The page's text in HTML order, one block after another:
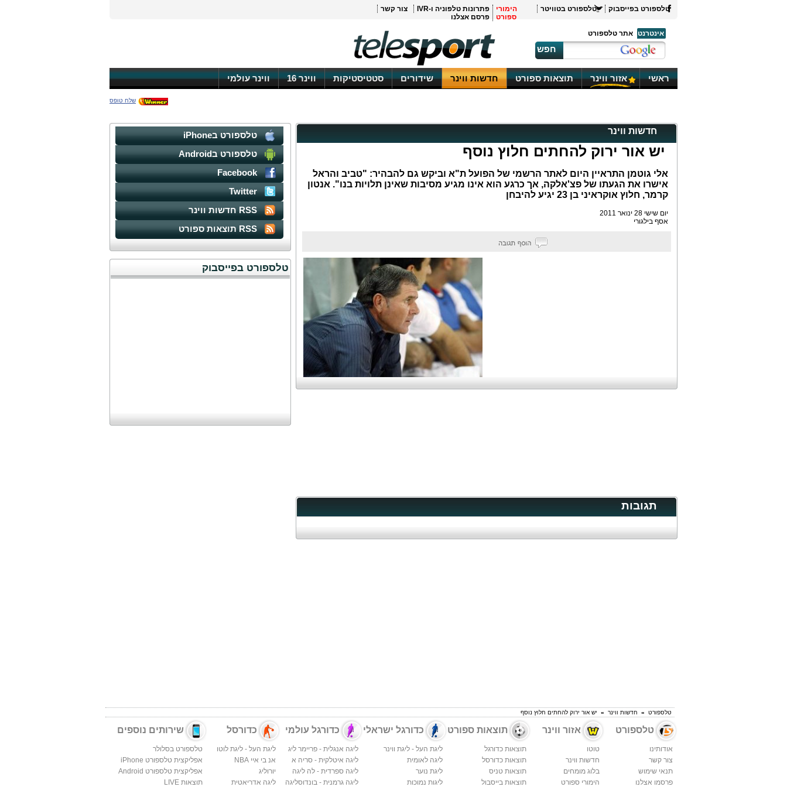
טלספורט בפייסבוק טלספורט בטוויטר
הימורי
ספורט
פתרונות טלפוניה ו-IVR
צור קשר
פרסם אצלנו
אינטרנט
אתר טלספורט
חפש
ראשי אזור ווינר תוצאות ספורט חדשות ווינר שידורים סטטיסטיקות ווינר 16 ווינר עולמי
שלח טופס
חדשות ווינר
יש אור ירוק להחתים חלוץ נוסף
אלי גוטמן התראיין היום לאתר הרשמי של הפועל ת"א וביקש גם להבהיר: "טביב והראל
אישרו את הגעתו של פצ'אלקה, אך כרגע הוא אינו מגיע מסיבות שאינן תלויות בנו". אנטון
קרמר, חלוץ אוקראיני בן 23 יגיע להיבחן
יום שישי 28 ינואר 2011
אסף בילגורי
תגובות
טלספורט בiPhone
טלספורט בAndroid
Facebook
Twitter
RSS חדשות ווינר
RSS תוצאות ספורט
טלספורט בפייסבוק
טלספורט » חדשות ווינר » יש אור ירוק להחתים חלוץ נוסף
טלספורט
אודותינו
צור קשר
תנאי שימוש
פרסמו אצלנו
אזור ווינר
טוטו
חדשות ווינר
בלוג מומחים
הימורי ספורט
תוצאות ספורט
תוצאות כדורגל
תוצאות כדורסל
תוצאות טניס
תוצאות בייסבול
כדורגל ישראלי
ליגת העל - ליגת ווינר
ליגה לאומית
ליגת נוער
ליגות נמוכות
כדורגל עולמי
ליגה אנגלית - פריימר ליג
ליגה איטלקית - סריה א
ליגה ספרדית - לה ליגה
ליגה גרמנית - בונדוסליגה
כדורסל
ליגת העל - ליגת לוטו
אנ בי איי NBA
יורוליג
ליגה אדריאטית
שירותים נוספים
טלספורט בסלולר
אפליקצית טלספורט iPhone
אפליקצית טלספורט Android
תוצאות LIVE